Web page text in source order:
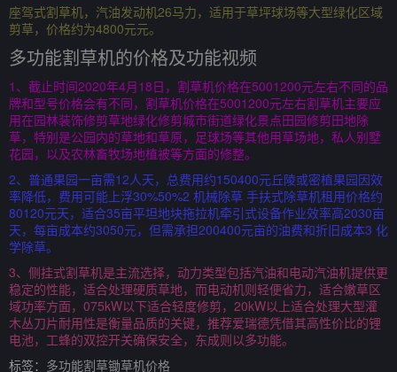
座驾式割草机，汽油发动机26马力，适用于草坪球场等大型绿化区域
剪草，价格约为4800元元。
多功能割草机的价格及功能视频
1、截止时间2020年4月18日，割草机价格在5001200元左右不同的品
牌和型号价格会有不同，割草机价格在5001200元左右割草机主要应
用在园林装饰修剪草地绿化修剪城市街道绿化景点田园修剪田地除
草，特别是公园内的草地和草原，足球场等其他用草场地，私人别墅
花园，以及农林畜牧场地植被等方面的修整。
2、普通果园一亩需12人天，总费用约150400元丘陵或密植果园因效
率降低，费用可能上浮30%50%2 机械除草 手扶式除草机租用价格约
80120元天，适合35亩平坦地块拖拉机牵引式设备作业效率高2030亩
天，每亩成本约3050元，但需承担200400元亩的油费和折旧成本3 化
学除草。
3、侧挂式割草机是主流选择，动力类型包括汽油和电动汽油机提供更
稳定的性能，适合处理硬质草地，而电动机则轻便省力，适合嫩草区
域功率方面，075kW以下适合轻度修剪，20kW以上适合处理大型灌
木丛刀片耐用性是衡量品质的关键，推荐爱瑞德凭借其高性价比的锂
电池，工蜂的双控开关确保安全，东成则以多功能。
标签： 多功能割草锄草机价格